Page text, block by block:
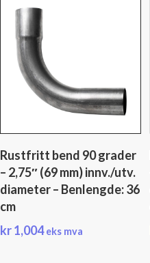
Rustfritt bend 90 grader
– 2,75″ (69 mm) innv./utv.
diameter – Benlengde: 36
cm
kr1,004 eks mva